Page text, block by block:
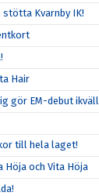
Kvarnby IK!
Hair
gör EM-debut ikväll
till hela laget!
Höja och Vita Höja